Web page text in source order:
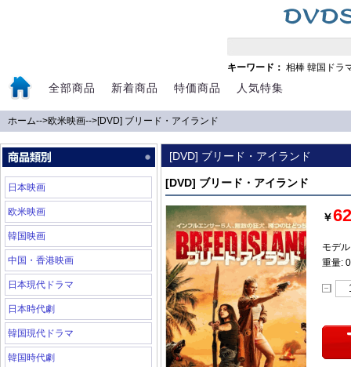
キーワード： 相棒 韓国ドラ
全部商品 新着商品 特価商品 人気特集
ホーム-->欧米映画-->[DVD] ブリード・アイランド
日本映画
欧米映画
韓国映画
中国・香港映画
日本現代ドラマ
日本時代劇
韓国現代ドラマ
韓国時代劇
[DVD] ブリード・アイランド
[DVD] ブリード・アイランド
￥
モデ
重量: